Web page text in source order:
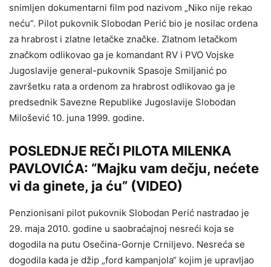
snimljen dokumentarni film pod nazivom „Niko nije rekao
neću”. Pilot pukovnik Slobodan Perić bio je nosilac ordena
za hrabrost i zlatne letačke značke. Zlatnom letačkom
značkom odlikovao ga je komandant RV i PVO Vojske
Jugoslavije general-pukovnik Spasoje Smiljanić po
završetku rata a ordenom za hrabrost odlikovao ga je
predsednik Savezne Republike Jugoslavije Slobodan
Milošević 10. juna 1999. godine.
POSLEDNJE REČI PILOTA MILENKA
PAVLOVIĆA: “Majku vam dečju, nećete
vi da ginete, ja ću” (VIDEO)
Penzionisani pilot pukovnik Slobodan Perić nastradao je
29. maja 2010. godine u saobraćajnoj nesreći koja se
dogodila na putu Osečina-Gornje Crniljevo. Nesreća se
dogodila kada je džip „ford kampanjola“ kojim je upravljao